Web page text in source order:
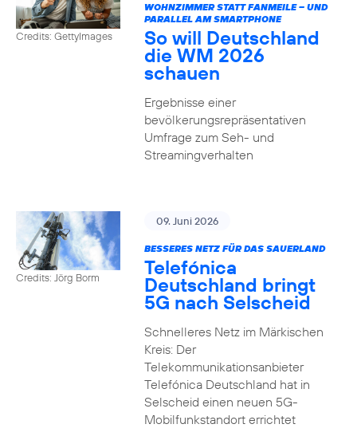
Credits: GettyImages
WOHNZIMMER STATT FANMEILE – UND
PARALLEL AM SMARTPHONE
So will Deutschland
die WM 2026
schauen
Ergebnisse einer
bevölkerungsrepräsentativen
Umfrage zum Seh- und
Streamingverhalten
Credits: Jörg Borm
09. Juni 2026
BESSERES NETZ FÜR DAS SAUERLAND
Telefónica
Deutschland bringt
5G nach Selscheid
Schnelleres Netz im Märkischen
Kreis: Der
Telekommunikationsanbieter
Telefónica Deutschland hat in
Selscheid einen neuen 5G-
Mobilfunkstandort errichtet